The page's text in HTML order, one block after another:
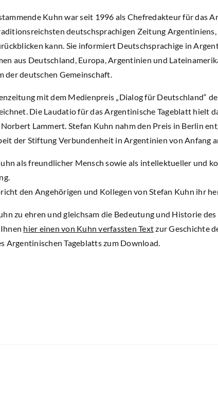
Kuhn war seit 1996 als Chefredakteur für das
deutschsprachigen Zeitung
kann. Sie informiert Deutschsprachige in
aus Deutschland, Europa, Argentinien und
der deutschen Gemeinschaft.
mit dem Medienpreis „Dialog für Deutschland“
Die Laudatio für das Argentinische Tageblatt hielt
Lammert. Stefan Kuhn nahm den Preis in Berlin
der Stiftung Verbundenheit in Argentinien von Anfang
als freundlicher Mensch sowie als intellektueller und
den Angehörigen und Kollegen von Stefan Kuhn ihr
zu ehren und gleichsam die Bedeutung und Historie
hier einen von Kuhn verfassten Textzur Geschichte
Argentinischen Tageblatts zum Download.